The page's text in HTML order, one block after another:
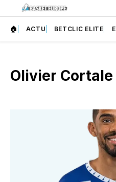
🏠 ACTU BETCLIC ELITE
Olivier Cortale